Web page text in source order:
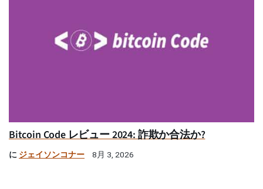
Bitcoin Code レビュー 2024: 詐欺か合法か?
に ジェイソンコナー 8月 3, 2026